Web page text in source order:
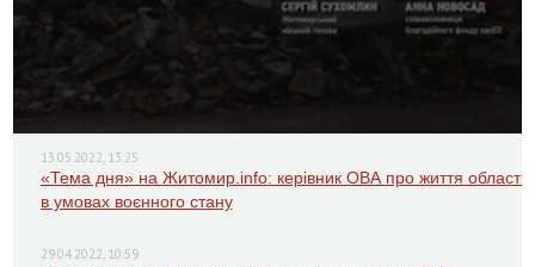
13.05.2022, 13:25
«Тема дня» на Житомир.info: керівник ОВА про життя області
в умовах воєнного стану
29.04.2022, 10:59